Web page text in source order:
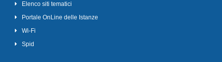
Elenco siti tematici
Portale OnLine delle Istanze
Wi-Fi
Spid